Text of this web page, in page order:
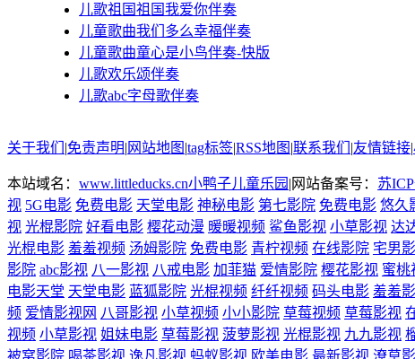
儿歌祖国祖国我爱你伴奏
儿童歌曲我们多么幸福伴奏
儿童歌曲童心是小鸟伴奏-快版
儿歌欢乐颂伴奏
儿歌abc字母歌伴奏
关于我们 |免责声明| 网站地图 |tag标签|RSS地图 |联系我们 |友情链接|
本站域名： www.littleducks.cn小鸭子儿童乐园 |网站备案号： 苏
视 5G电影 免费电影 天堂电影 神秘电影 第七影院 免费电影 悠久
视 光棍影院 好看电影 樱花动漫 暖暖视频 鲨鱼影视 小草影视 达
光棍电影 羞羞视频 汤姆影院 免费电影 青柠视频 在线影院 宅男
影院 abc影视 八一影视 八戒电影 加菲猫 爱情影院 樱花影视 蜜桃
电影天堂 天堂电影 蓝狐影院 光棍视频 纤纤视频 码头电影 羞羞
频 爱情影视网 八哥影视 小草视频 小小影院 草莓视频 草莓影视
视频 小草影视 姐妹电影 草莓影视 菠萝影视 光棍影视 九九影视
被窝影院 喝茶影视 逸凡影视 蚂蚁影视 欧美电影 最新影视 潦草